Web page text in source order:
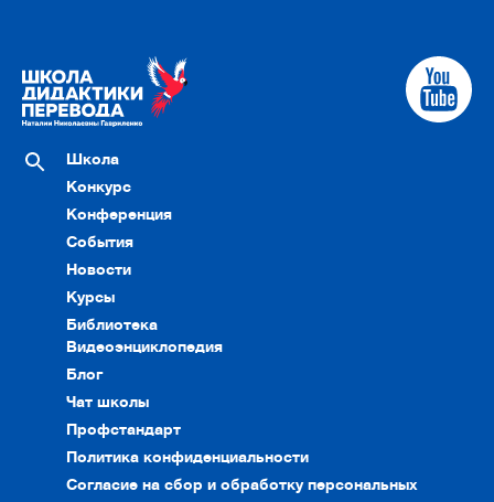
Школа
Конкурс
Конференция
События
Новости
Курсы
Библиотека
Видеоэнциклопедия
Блог
Чат школы
Профстандарт
Политика конфиденциальности
Согласие на сбор и обработку персональных